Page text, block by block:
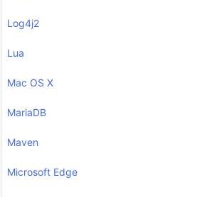
Log4j2
Lua
Mac OS X
MariaDB
Maven
Microsoft Edge